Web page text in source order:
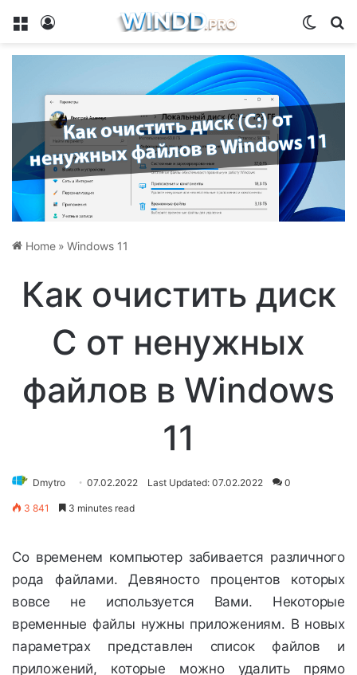
Menu
Home » Windows 11
Как очистить диск
С от ненужных
файлов в Windows
11
Dmytro 07.02.2022 Last Updated: 07.02.2022 0
3 841 3 minutes read
Со временем компьютер забивается различного
рода файлами. Девяносто процентов которых
вовсе не используется Вами. Некоторые
временные файлы нужны приложениям. В новых
параметрах представлен список файлов и
приложений, которые можно удалить прямо